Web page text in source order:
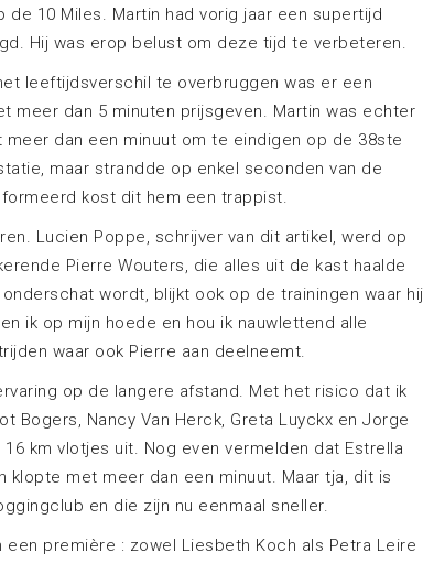
10 Miles. Martin had vorig jaar een supertijd
Hij was erop belust om deze tijd te verbeteren.
leeftijdsverschil te overbruggen was er een
meer dan 5 minuten prijsgeven. Martin was echter
dan een minuut om te eindigen op de 38ste
maar strandde op enkel seconden van de
kost dit hem een trappist.
Lucien Poppe, schrijver van dit artikel, werd op
Pierre Wouters, die alles uit de kast haalde
wordt, blijkt ook op de trainingen waar hij
ik op mijn hoede en hou ik nauwlettend alle
waar ook Pierre aan deelneemt.
op de langere afstand. Met het risico dat ik
Bogers, Nancy Van Herck, Greta Luyckx en Jorge
km vlotjes uit. Nog even vermelden dat Estrella
klopte met meer dan een minuut. Maar tja, dit is
en die zijn nu eenmaal sneller.
première : zowel Liesbeth Koch als Petra Leire